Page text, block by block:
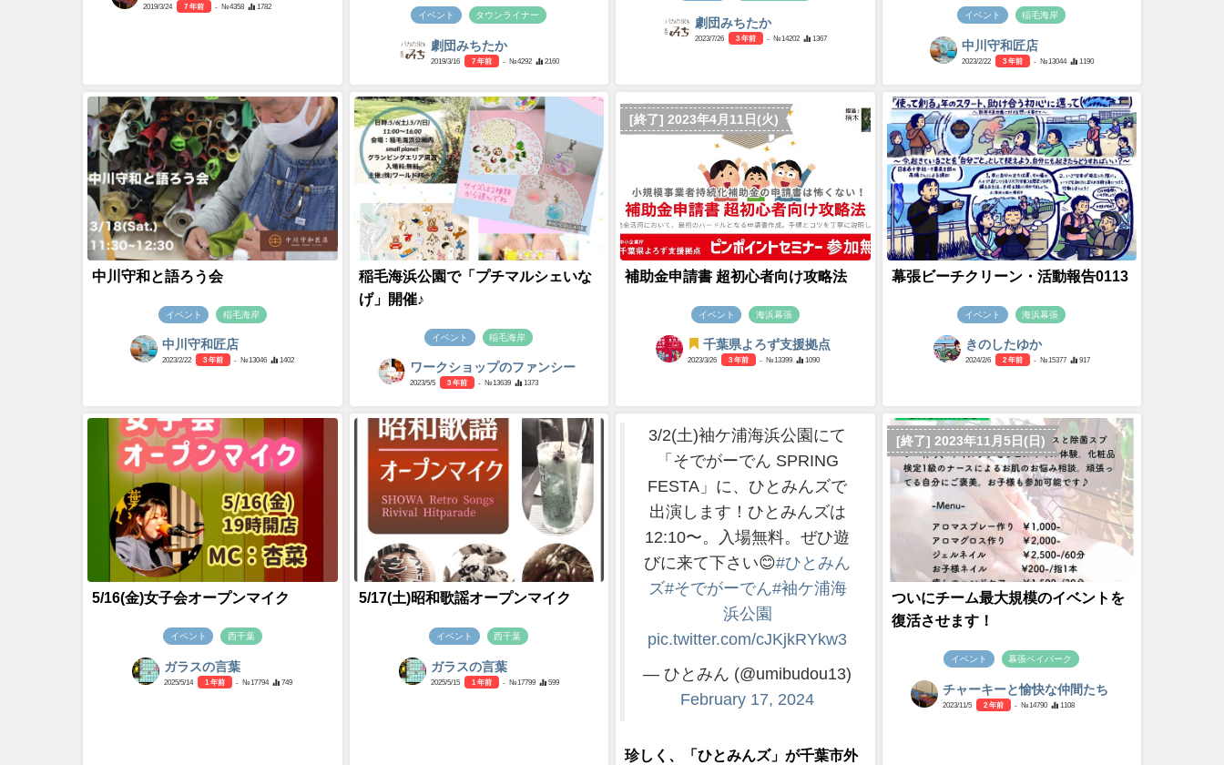
2019/3/24 7 年前 - №4358 1782
イベント タウンライナー
劇団みちたか
2019/3/16 7 年前 - №4292 2160
劇団みちたか
2023/7/26 3 年前 - №14202 1367
イベント 稲毛海岸
中川守和匠店
2023/2/22 3 年前 - №13044 1190
中川守和と語ろう会
イベント 稲毛海岸
中川守和匠店
2023/2/22 3 年前 - №13046 1402
稲毛海浜公園で「プチマルシェいな
げ」開催♪
イベント 稲毛海岸
ワークショップのファンシー
2023/5/5 3 年前 - №13639 1373
[終了] 2023年4月11日(火)
補助金申請書 超初心者向け攻略法
イベント 海浜幕張
千葉県よろず支援拠点
2023/3/26 3 年前 - №13399 1090
幕張ビーチクリーン・活動報告0113
イベント 海浜幕張
きのしたゆか
2024/2/6 2 年前 - №15377 917
5/16(金)女子会オープンマイク
イベント 西千葉
ガラスの言葉
2025/5/14 1 年前 - №17794 749
5/17(土)昭和歌謡オープンマイク
イベント 西千葉
ガラスの言葉
2025/5/15 1 年前 - №17799 599
3/2(土)袖ケ浦海浜公園にて
「そでがーでん SPRING
FESTA」に、ひとみんズで
出演します！ひとみんズは
12:10〜。入場無料。ぜひ遊
びに来て下さい😊#ひとみん
ズ#そでがーでん#袖ケ浦海
浜公園
pic.twitter.com/cJKjkRYkw3
— ひとみん (@umibudou13)
February 17, 2024
珍しく、「ひとみんズ」が千葉市外
[終了] 2023年11月5日(日)
ついにチーム最大規模のイベントを
復活させます！
イベント 幕張ベイパーク
チャーキーと愉快な仲間たち
2023/11/5 2 年前 - №14790 1108